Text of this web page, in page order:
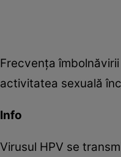
Frecvenţa
activitatea sexuală
Info
Virusul HPV se